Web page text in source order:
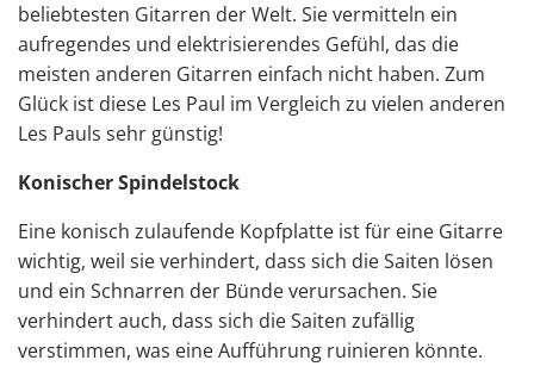
beliebtesten Gitarren der Welt. Sie vermitteln ein
aufregendes und elektrisierendes Gefühl, das die
meisten anderen Gitarren einfach nicht haben. Zum
Glück ist diese Les Paul im Vergleich zu vielen anderen
Les Pauls sehr günstig!
Konischer Spindelstock
Eine konisch zulaufende Kopfplatte ist für eine Gitarre
wichtig, weil sie verhindert, dass sich die Saiten lösen
und ein Schnarren der Bünde verursachen. Sie
verhindert auch, dass sich die Saiten zufällig
verstimmen, was eine Aufführung ruinieren könnte.